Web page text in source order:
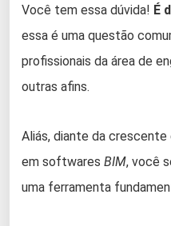
Você tem essa dúvida! É
essa é uma questão
profissionais da área de
outras afins.
Aliás, diante da
em softwares BIM, você
uma ferramenta